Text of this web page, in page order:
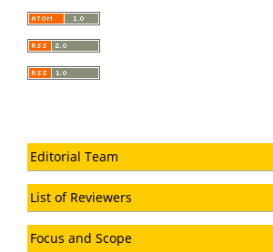
Editorial Team
List of Reviewers
Focus and Scope